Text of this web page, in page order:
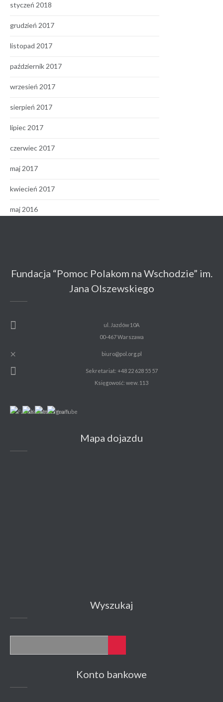
styczeń 2018
grudzień 2017
listopad 2017
październik 2017
wrzesień 2017
sierpień 2017
lipiec 2017
czerwiec 2017
maj 2017
kwiecień 2017
maj 2016
Fundacja “Pomoc Polakom na Wschodzie” im.
Jana Olszewskiego
ul. Jazdów 10A
00-467 Warszawa
biuro@pol.org.pl
Sekretariat: +48 22 628 55 57
Księgowość: wew. 113
Mapa dojazdu
Wyszukaj
Konto bankowe